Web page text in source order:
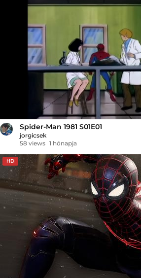
Spider-Man 1981 S01E01
jorgicsek
58 views 1 hónapja
HD